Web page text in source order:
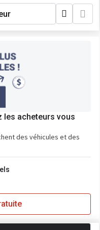
les acheteurs vous
des véhicules et des